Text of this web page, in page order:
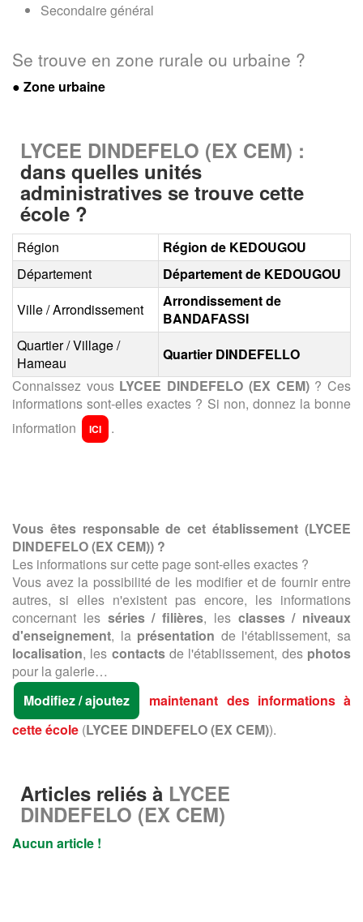
Secondaire général
Se trouve en zone rurale ou urbaine ?
● Zone urbaine
LYCEE DINDEFELO (EX CEM) :
dans quelles unités
administratives se trouve cette
école ?
Région
Région de KEDOUGOU
Département
Département de KEDOUGOU
Ville / Arrondissement
Arrondissement de
BANDAFASSI
Quartier / Village /
Hameau
Quartier DINDEFELLO
Connaissez vous LYCEE DINDEFELO (EX CEM)? Ces
informations sont-elles exactes ? Si non, donnez la bonne
information
ICI .
Vous êtes responsable de cet établissement (LYCEE
DINDEFELO (EX CEM)) ?
Les informations sur cette page sont-elles exactes ?
Vous avez la possibilité de les modifier et de fournir entre
autres, si elles n'existent pas encore, les informations
concernant les séries / filières, les classes / niveaux
d'enseignement, la présentation de l'établissement, sa
localisation, les contactsde l'établissement, des photos
pour la galerie…
Modifiez / ajoutez
maintenant des informations à
cette école (LYCEE DINDEFELO (EX CEM)).
Articles reliés à LYCEE
DINDEFELO (EX CEM)
Aucun article !